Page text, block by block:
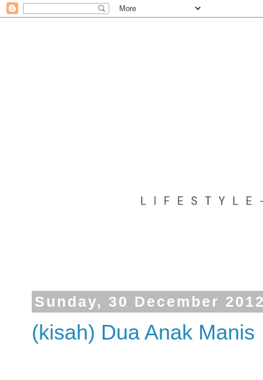
Sunday, 30 December
(kisah) Dua Anak Manis